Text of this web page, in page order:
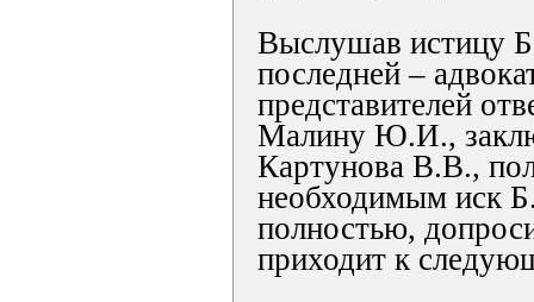
Выслушав истицу
последней –
представителей
Малину Ю.И.,
Картунова В.В.,
необходимым иск
полностью,
приходит к